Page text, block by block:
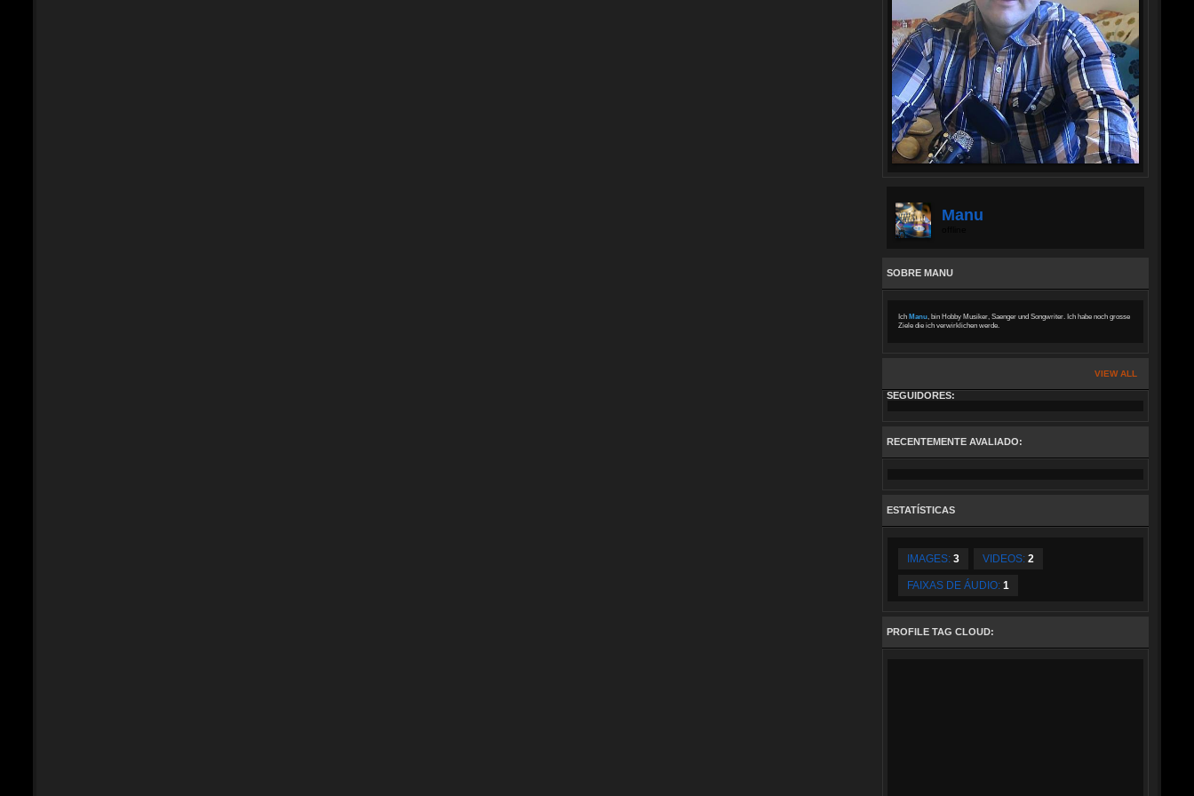
Manu
SOBRE MANU
IchManu, bin Hobby Musiker, Saenger und Songwriter. Ich habe noch grosse
Ziele die ich verwirklichen werde.
VIEW ALL
SEGUIDORES:
RECENTEMENTE AVALIADO:
ESTATÍSTICAS
IMAGES: 3 VIDEOS: 2
FAIXAS DE ÁUDIO: 1
PROFILE TAG CLOUD: